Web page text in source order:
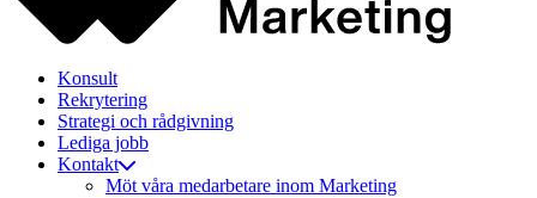
Konsult
Rekrytering
Strategi och rådgivning
Lediga jobb
Kontakt
Möt våra medarbetare inom Marketing